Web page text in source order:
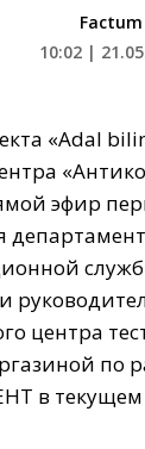
Factum
10:02 |
«Adal
эфир
центра
по
в текущем